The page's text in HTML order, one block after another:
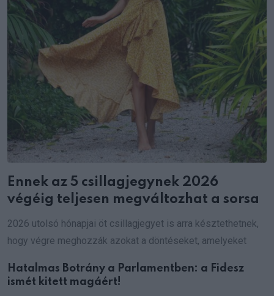
Ennek az 5 csillagjegynek 2026
végéig teljesen megváltozhat a sorsa
2026 utolsó hónapjai öt csillagjegyet is arra késztethetnek,
hogy végre meghozzák azokat a döntéseket, amelyeket
Hatalmas Botrány a Parlamentben: a Fidesz
ismét kitett magáért!